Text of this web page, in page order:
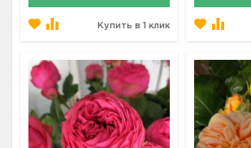
Купить в 1 клик